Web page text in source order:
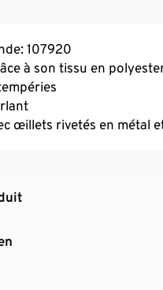
107920
à son tissu en
œillets rivetés en métal